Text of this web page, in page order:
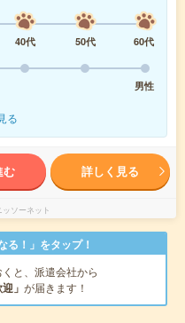
40代 50代
60代
男性
る
む 詳しく見る
ソーネット
！」をタップ！
と、派遣会社から
」 が届きます！